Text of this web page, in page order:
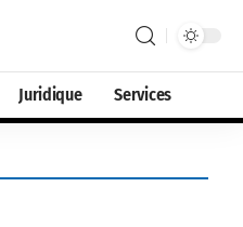
Juridique Services